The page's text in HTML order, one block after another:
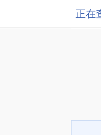
正在